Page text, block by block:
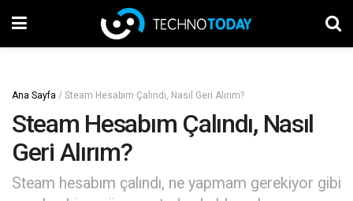
Ana Sayfa / Steam Hesabım Çalındı, Nasıl Geri Alırım?
Steam Hesabım Çalındı, Nasıl
Geri Alırım?
Steam hesabım çalındı, ne yapmam gerekiyor gibi